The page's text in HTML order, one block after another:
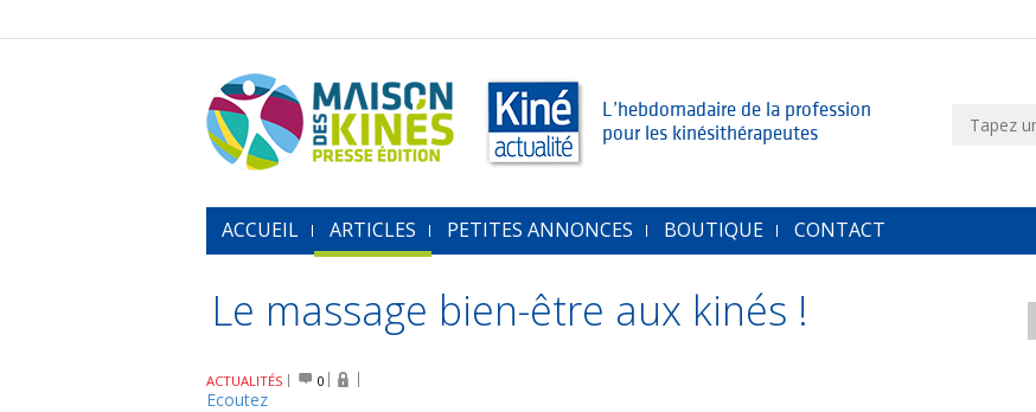
L’hebdomadaire de la profession
pour les kinésithérapeutes
ACCUEIL ARTICLES PETITES ANNONCES BOUTIQUE CONTACT
Le massage bien-être aux kinés !
ACTUALITÉS 0
Ecoutez